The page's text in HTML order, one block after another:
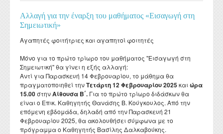
Αλλαγή για την έναρξη του μαθήματος «Εισαγωγή στη
Σημειωτική»
Αγαπητές φοιτήτριες και αγαπητοί φοιτητές
Μόνο για το πρώτο τρίωρο του μαθήματος "Εισαγωγή στη
Σημειωτική" θα γίνει η εξής αλλαγή:
Αντί για Παρασκευή 14 Φεβρουαρίου, το μάθημα θα
πραγματοποιηθεί τηνΤετάρτη 12 Φεβρουαρίου 2025καιώρα
15.00στηνΑίθουσα Β΄. Για το πρώτο τρίωρο διδάσκων θα
είναι ο Επικ. Καθηγητής Θανάσης Β. Κούγκουλος. Από την
επόμενη εβδομάδα, δηλαδή από την Παρασκευή 21
Φεβρουαρίου 2025, θα ακολουθήσει σύμφωνα με το
πρόγραμμα ο Καθηγητής Βασίλης Δαλκαβούκης.